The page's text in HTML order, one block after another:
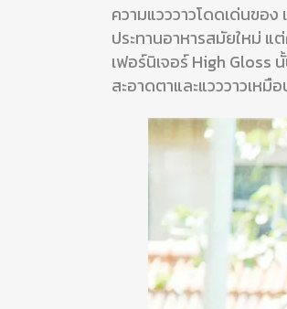
ความแวววาวโดดเด่นขอ
ประทานอาหารสมัยใหม่ แ
เฟอร์นิเจอร์ High Gloss
สะอาดตาและแวววาวเห